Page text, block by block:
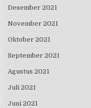
Desember 2021
November 2021
Oktober 2021
September 2021
Agustus 2021
Juli 2021
Juni 2021